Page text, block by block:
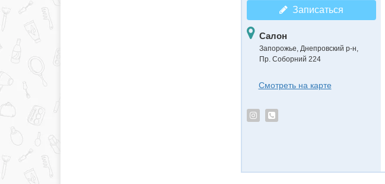
Записаться
Салон
Запорожье, Днепровский р-н,
Пр. Соборний 224
Смотреть на карте